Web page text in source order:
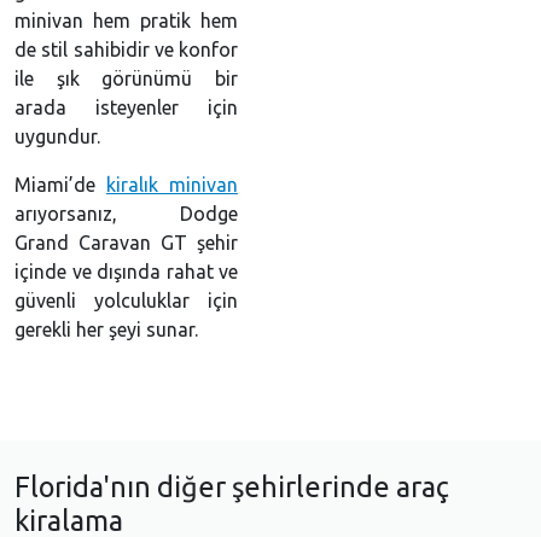
minivan hem pratik hem
de stil sahibidir ve konfor
ile şık görünümü bir
arada isteyenler için
uygundur.
Miami’de
kiralık minivan
arıyorsanız, Dodge
Grand Caravan GT şehir
içinde ve dışında rahat ve
güvenli yolculuklar için
gerekli her şeyi sunar.
Florida'nın diğer şehirlerinde araç
kiralama